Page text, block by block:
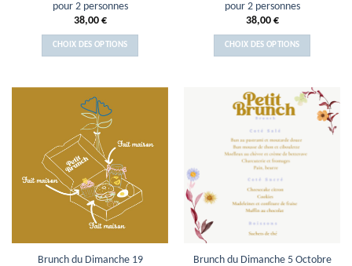
pour 2 personnes
38,00 €
CHOIX DES OPTIONS
pour 2 personnes
38,00 €
CHOIX DES OPTIONS
Brunch du Dimanche 19
Brunch du Dimanche 5 Octobre